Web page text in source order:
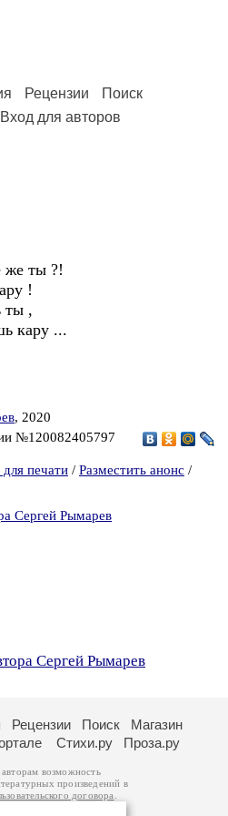
Рецензии
Поиск
Вход для авторов
же ты ?!
!
ты ,
кару ...
, 2020
№120082405797
печати / Разместить анонс /
Сергей Рымарев
Сергей Рымарев
Рецензии Поиск
Магазин
Стихи.ру Проза.ру
возможность
произведений в
договора
принадлежат авторам